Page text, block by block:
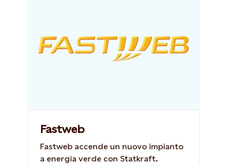
Fastweb
Fastweb accende un nuovo impianto
a energia verde con Statkraft.